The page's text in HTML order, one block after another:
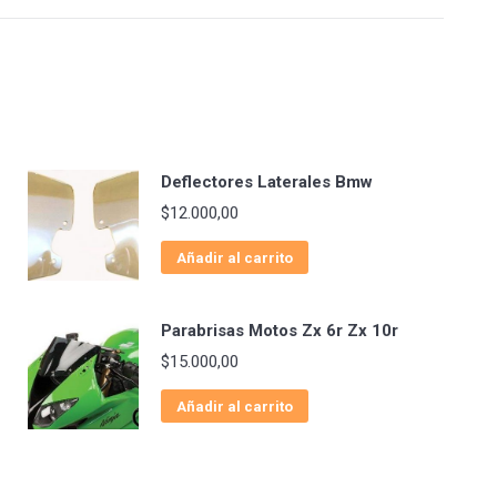
Deflectores Laterales Bmw
$12.000,00
Añadir al carrito
Parabrisas Motos Zx 6r Zx 10r
$15.000,00
Añadir al carrito